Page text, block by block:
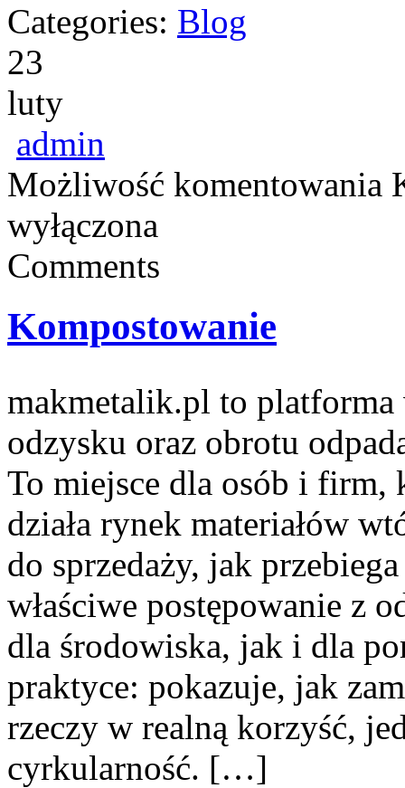
Categories: Blog
23
luty
admin
Możliwość komentowania
wyłączona
Comments
Kompostowanie
makmetalik.pl to
odzysku oraz obrotu
To miejsce dla osób i firm,
działa rynek materiałów
do sprzedaży, jak
właściwe postępowanie z
dla środowiska, jak i dla
praktyce: pokazuje, jak
rzeczy w realną korzyść,
cyrkularność. […]